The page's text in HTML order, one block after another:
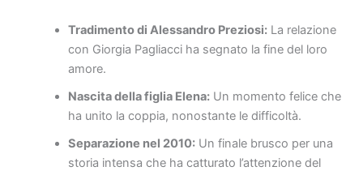
Tradimento di Alessandro Preziosi:La relazione
con Giorgia Pagliacci ha segnato la fine del loro
amore.
Nascita della figlia Elena:Un momento felice che
ha unito la coppia, nonostante le difficoltà.
Separazione nel 2010:Un finale brusco per una
storia intensa che ha catturato l’attenzione del